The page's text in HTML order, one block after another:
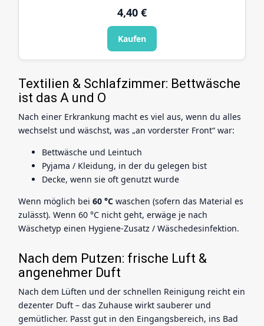
4,40 €
Kaufen
Textilien & Schlafzimmer: Bettwäsche
ist das A und O
Nach einer Erkrankung macht es viel aus, wenn du alles
wechselst und wäschst, was „an vorderster Front“ war:
Bettwäsche und Leintuch
Pyjama / Kleidung, in der du gelegen bist
Decke, wenn sie oft genutzt wurde
Wenn möglich bei 60 °C waschen (sofern das Material es
zulässt). Wenn 60 °C nicht geht, erwäge je nach
Wäschetyp einen Hygiene-Zusatz / Wäschedesinfektion.
Nach dem Putzen: frische Luft &
angenehmer Duft
Nach dem Lüften und der schnellen Reinigung reicht ein
dezenter Duft – das Zuhause wirkt sauberer und
gemütlicher. Passt gut in den Eingangsbereich, ins Bad